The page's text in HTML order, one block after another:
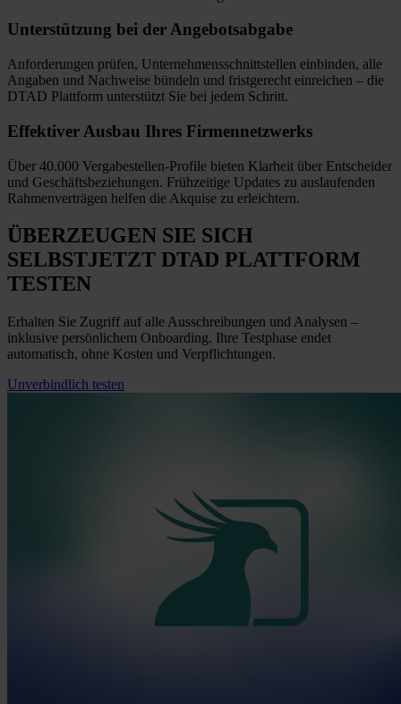
Unterstützung bei der Angebotsabgabe
Anforderungen prüfen, Unternehmensschnittstellen einbinden, alle
Angaben und Nachweise bündeln und fristgerecht einreichen – die
DTAD Plattform unterstützt Sie bei jedem Schritt.
Effektiver Ausbau Ihres Firmennetzwerks
Über 40.000 Vergabestellen-Profile bieten Klarheit über Entscheider
und Geschäftsbeziehungen. Frühzeitige Updates zu auslaufenden
Rahmenverträgen helfen die Akquise zu erleichtern.
ÜBERZEUGEN SIE SICH
SELBSTJETZT DTAD PLATTFORM
TESTEN
Erhalten Sie Zugriff auf alle Ausschreibungen und Analysen –
inklusive persönlichem Onboarding. Ihre Testphase endet
automatisch, ohne Kosten und Verpflichtungen.
Unverbindlich testen